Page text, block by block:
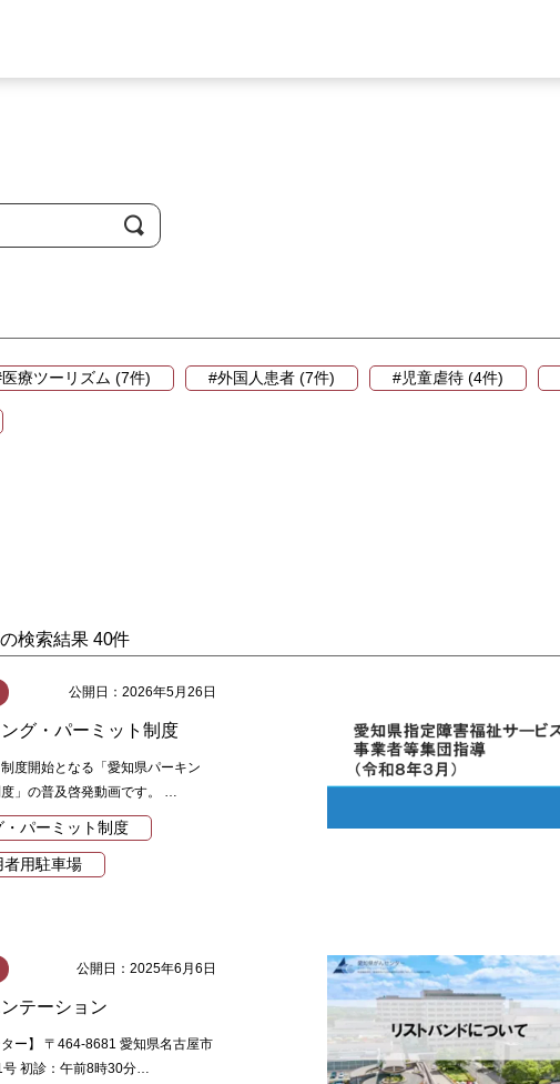
療ツーリズム (7件) #外国人患者 (7件) #児童虐待 (4件)
検索結果 40件
公開日：2026年5月26日
グ・パーミット制度
度開始となる「愛知県パーキン
」の普及啓発動画です。 …
パーミット制度
用駐車場
公開日：2025年6月6日
テーション
ター】 〒464-8681 愛知県名古屋市
号 初診：午前8時30分…